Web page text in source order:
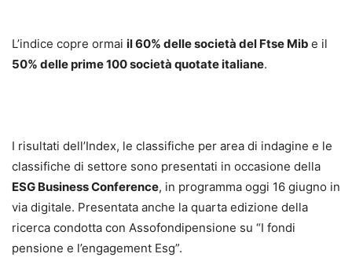
L’indice copre ormai il 60% delle società del Ftse Mib e il
50% delle prime 100 società quotate italiane.
I risultati dell’Index, le classifiche per area di indagine e le
classifiche di settore sono presentati in occasione della
ESG Business Conference, in programma oggi 16 giugno in
via digitale. Presentata anche la quarta edizione della
ricerca condotta con Assofondipensione su “I fondi
pensione e l’engagement Esg”.